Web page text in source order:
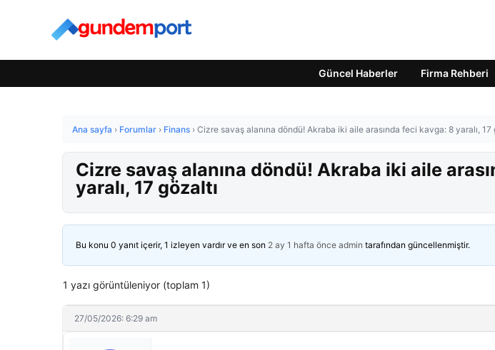
Güncel Haberler Firma Rehberi
Ana sayfa › Forumlar › Finans › Cizre savaş alanına döndü! Akraba iki aile arasında feci kavga: 8 yaralı, 17
Cizre savaş alanına döndü! Akraba iki aile
yaralı, 17 gözaltı
Bu konu 0 yanıt içerir, 1 izleyen vardır ve en son 2 ay 1 hafta önce admin tarafından güncellenmiştir.
1 yazı görüntüleniyor (toplam 1)
27/05/2026: 6:29 am